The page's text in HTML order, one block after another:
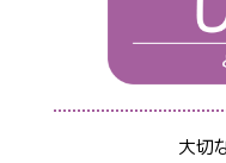
大切